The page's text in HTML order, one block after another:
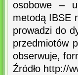
osobowe –
metodą IBSE
prowadzi do
przedmiotów
obserwuje,
Źródło http://